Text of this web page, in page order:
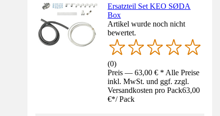
Ersatzteil Set KEO SØDA
Box
Artikel wurde noch nicht
bewertet.
(0)
Preis — 63,00 € * Alle Preise
inkl. MwSt. und ggf. zzgl.
Versandkosten pro Pack63,00
€*/ Pack